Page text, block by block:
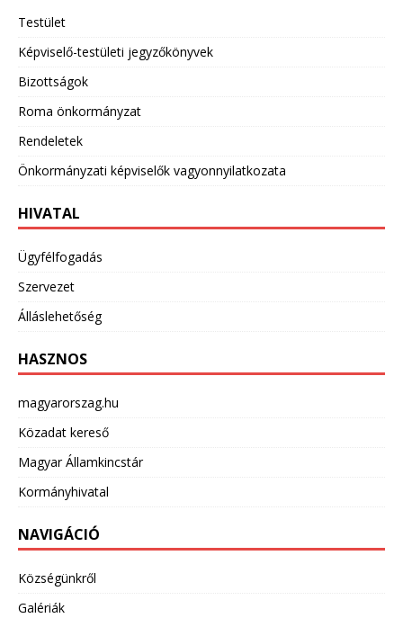
Testület
Képviselő-testületi jegyzőkönyvek
Bizottságok
Roma önkormányzat
Rendeletek
Önkormányzati képviselők vagyonnyilatkozata
HIVATAL
Ügyfélfogadás
Szervezet
Álláslehetőség
HASZNOS
magyarorszag.hu
Közadat kereső
Magyar Államkincstár
Kormányhivatal
NAVIGÁCIÓ
Községünkről
Galériák